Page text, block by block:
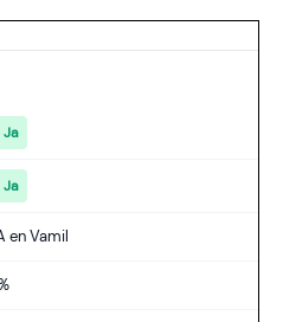
en Vamil